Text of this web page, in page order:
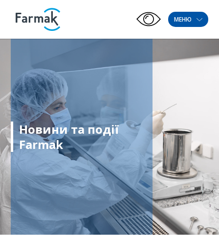
МЕНЮ
Новини та події
Farmak